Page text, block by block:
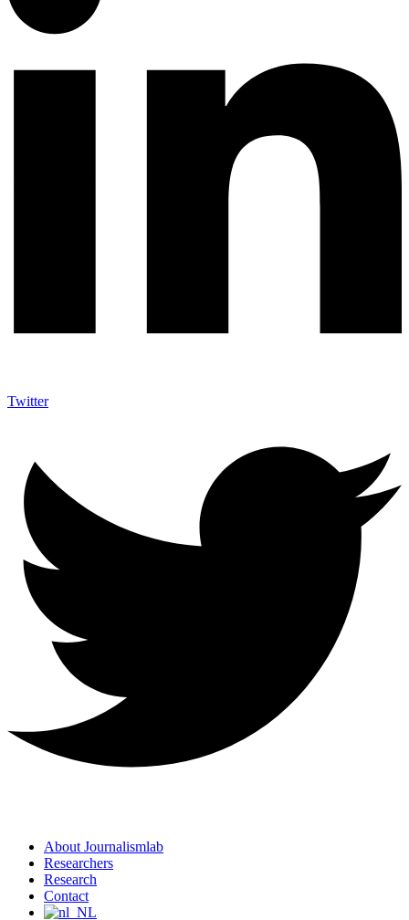
Twitter
About Journalismlab
Researchers
Research
Contact